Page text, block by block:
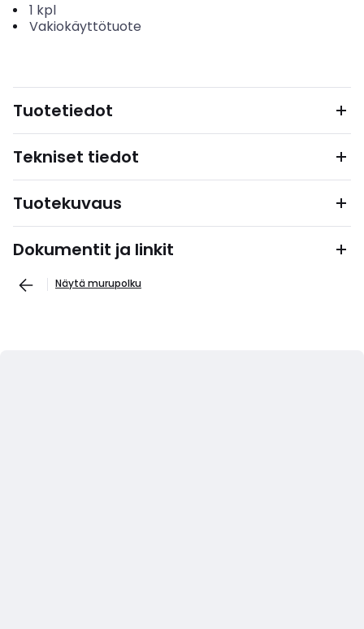
1 kpl
Vakiokäyttötuote
Tuotetiedot
Tekniset tiedot
Tuotekuvaus
Dokumentit ja linkit
Näytä murupolku